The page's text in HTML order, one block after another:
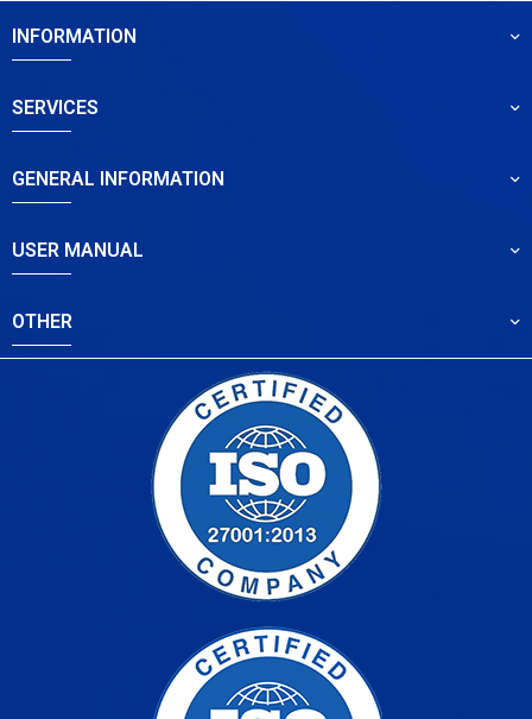
INFORMATION
SERVICES
GENERAL INFORMATION
USER MANUAL
OTHER